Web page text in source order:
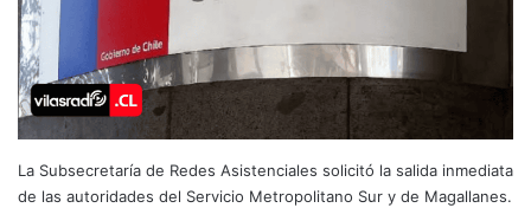
La Subsecretaría de Redes Asistenciales solicitó la salida inmediata
de las autoridades del Servicio Metropolitano Sur y de Magallanes.